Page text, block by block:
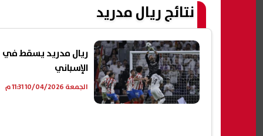
نتائج ريال مدريد
ريال مدريد يسقط في
الإسباني
الجمعة 10/04/2026 11:31 م